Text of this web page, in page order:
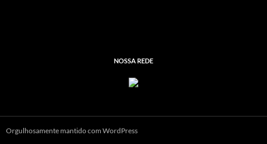
NOSSA REDE
Orgulhosamente mantido com WordPress